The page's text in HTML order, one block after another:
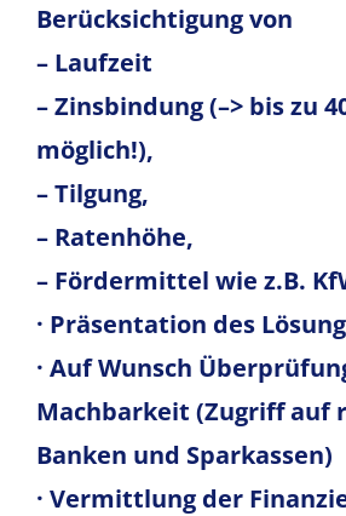
Berücksichtigung von
– Laufzeit
– Zinsbindung (–> bis zu
möglich!),
– Tilgung,
– Ratenhöhe,
– Fördermittel wie z.B.
· Präsentation des
· Auf Wunsch
Machbarkeit (Zugriff auf
Banken und Sparkassen)
· Vermittlung der